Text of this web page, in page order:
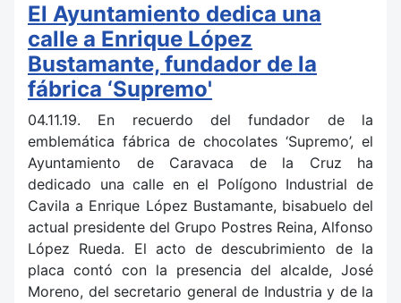
El Ayuntamiento dedica una
calle a Enrique López
Bustamante, fundador de la
fábrica ‘Supremo'
04.11.19. En recuerdo del fundador de la
emblemática fábrica de chocolates ‘Supremo’, el
Ayuntamiento de Caravaca de la Cruz ha
dedicado una calle en el Polígono Industrial de
Cavila a Enrique López Bustamante, bisabuelo del
actual presidente del Grupo Postres Reina, Alfonso
López Rueda. El acto de descubrimiento de la
placa contó con la presencia del alcalde, José
Moreno, del secretario general de Industria y de la